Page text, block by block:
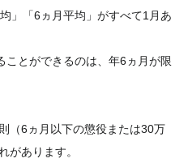
」「6ヵ月平均」がすべて1月あ
ことができるのは、年6ヵ月が限
（6ヵ月以下の懲役または30万
があります。